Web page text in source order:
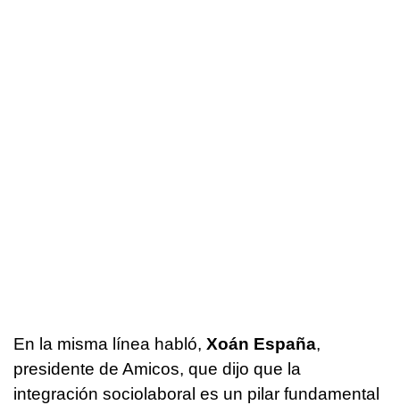
En la misma línea habló, Xoán España,
presidente de Amicos, que dijo que la
integración sociolaboral es un pilar fundamental